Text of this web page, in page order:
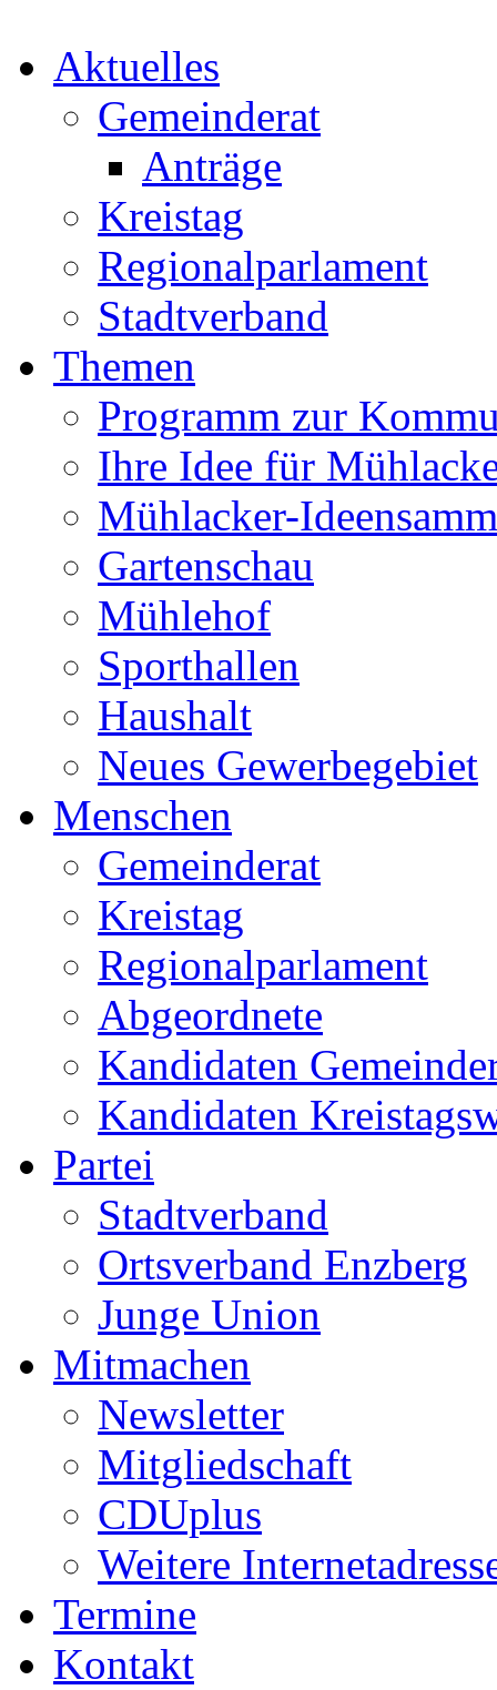
Aktuelles
Gemeinderat
Anträge
Kreistag
Regionalparlament
Stadtverband
Themen
Programm zur
Ihre Idee für
Mühlacker-
Gartenschau
Mühlehof
Sporthallen
Haushalt
Neues Gewerbegebiet
Menschen
Gemeinderat
Kreistag
Regionalparlament
Abgeordnete
Kandidaten
Kandidaten
Partei
Stadtverband
Ortsverband Enzberg
Junge Union
Mitmachen
Newsletter
Mitgliedschaft
CDUplus
Weitere
Termine
Kontakt